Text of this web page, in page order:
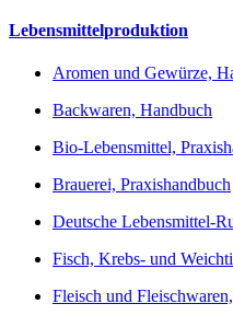
Lebensmittelproduktion
Aromen und Gewürze,
Backwaren, Handbuch
Bio-Lebensmittel,
Brauerei, Praxishandbuch
Deutsche Lebensmittel-
Fisch, Krebs- und
Fleisch und